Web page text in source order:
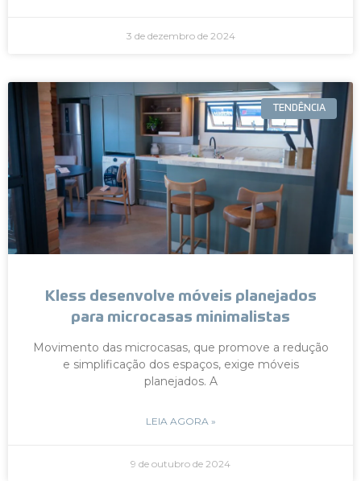
3 de dezembro de 2024
TENDÊNCIA
Kless desenvolve móveis planejados
para microcasas minimalistas
Movimento das microcasas, que promove a redução
e simplificação dos espaços, exige móveis
planejados. A
LEIA AGORA »
9 de outubro de 2024